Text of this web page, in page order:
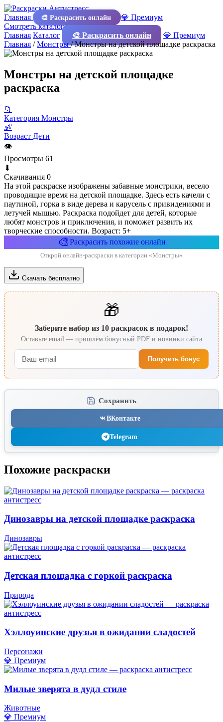
Главная 🎨 Раскрасить онлайн
💎 Премиум
Смотреть каталог
Главная Каталог 🎨 Раскрасить онлайн
💎 Премиум
Главная /Монстры/Монстры на детской площадке раскраска
Монстры на детской площадке
раскраска
📁
Категория Монстры
👶
Возраст Дети
👁
Просмотры 61
⬇
Скачивания 0
На этой раскраске изображены забавные монстрики, весело
проводящие время на детской площадке. Здесь есть качели с
паутиной, горка в виде дерева и карусель с привидениями и
летучей мышью. Раскраска подойдет для детей, которые
любят монстров и приключения, и поможет развить их
творческие способности. Возраст: 5+
🎨Раскрасить похожие онлайн
Открой онлайн-раскраски в категории «Монстры»
Скачать бесплатно
🎁
Заберите набор из 10 раскрасок в подарок!
Оставьте email — пришлём бонусный PDF и новинки сайта
Получить бонус
Сохранить
ВКонтакте
Telegram
Похожие раскраски
Динозавры на детской площадке раскраска
Динозавры
Детская площадка с горкой раскраска
Природа
Хэллоуинские друзья в ожидании сладостей
Персонажи
💎 Премиум
Милые зверята в дудл стиле
Животные
💎 Премиум